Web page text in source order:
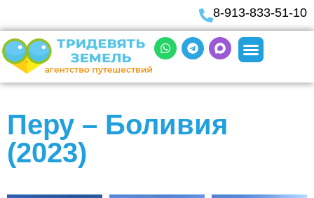
8-913-833-51-10
Перу – Боливия
(2023)